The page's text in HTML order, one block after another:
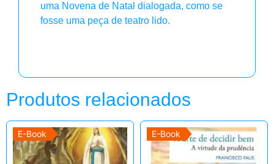
uma Novena de Natal dialogada, como se
fosse uma peça de teatro lido.
Produtos relacionados
E-Book E-Book